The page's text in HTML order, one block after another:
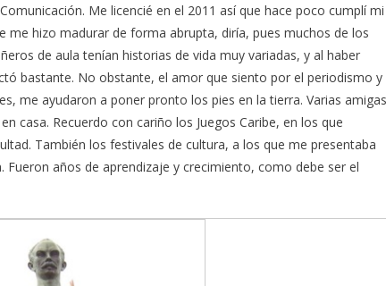
Me licencié en el 2011 así que hace poco cumplí mi
me hizo madurar de forma abrupta, diría, pues muchos de los
de aula tenían historias de vida muy variadas, y al haber
bastante. No obstante, el amor que siento por el periodismo y
me ayudaron a poner pronto los pies en la tierra. Varias amigas
casa. Recuerdo con cariño los Juegos Caribe, en los que
También los festivales de cultura, a los que me presentaba
años de aprendizaje y crecimiento, como debe ser el